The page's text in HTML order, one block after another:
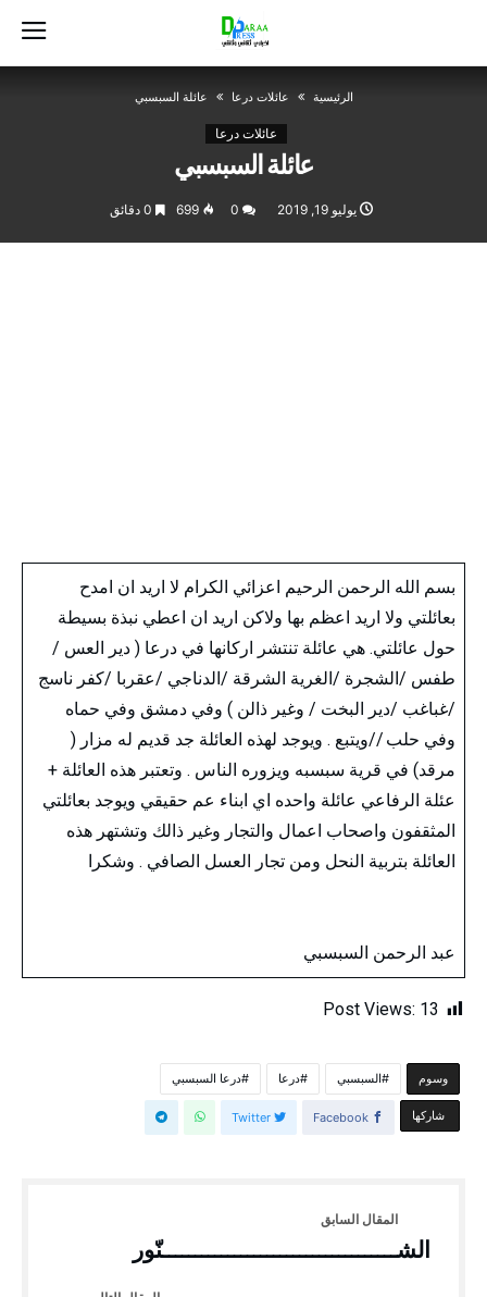
‫الرئيسية‬ عائلات درعا عائلة السبسبي
عائلات درعا
عائلة السبسبي
يوليو 19, 2019 699 0 ‫دقائق‬
بسم الله الرحمن الرحيم اعزائي الكرام لا اريد ان امدح
بعائلتي ولا اريد اعظم بها ولاكن اريد ان اعطي نبذة بسيطة
حول عائلتي. هي عائلة تنتشر اركانها في درعا ( دير العس /
طفس /الشجرة /الغرية الشرقة /الدناجي /عقربا /كفر ناسج
/غباغب /دير البخت / وغير ذالن ) وفي دمشق وفي حماه
وفي حلب //ويتبع . ويوجد لهذه العائلة جد قديم له مزار (
مرقد) في قرية سبسبه ويزوره الناس . وتعتبر هذه العائلة +
عئلة الرفاعي عائلة واحده اي ابناء عم حقيقي ويوجد بعائلتي
المثقفون واصحاب اعمال والتجار وغير ذالك وتشتهر هذه
العائلة بتربية النحل ومن تجار العسل الصافي . وشكرا
عبد الرحمن السبسبي
Post Views: 13
‫‫‫‫وسوم‬ السبسبي درعا درعا السبسبي
‫‫ شاركها‬ Facebook
Twitter
الشــــــــــــــــــــــــــــــــــــنّور